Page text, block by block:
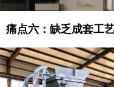
痛点六：缺乏成套工